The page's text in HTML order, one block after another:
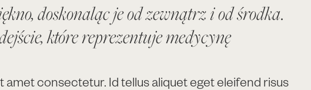
doskonaląc je od zewnątrz i od środka.
które reprezentuje medycynę
amet consectetur. Id tellus aliquet eget eleifend risus